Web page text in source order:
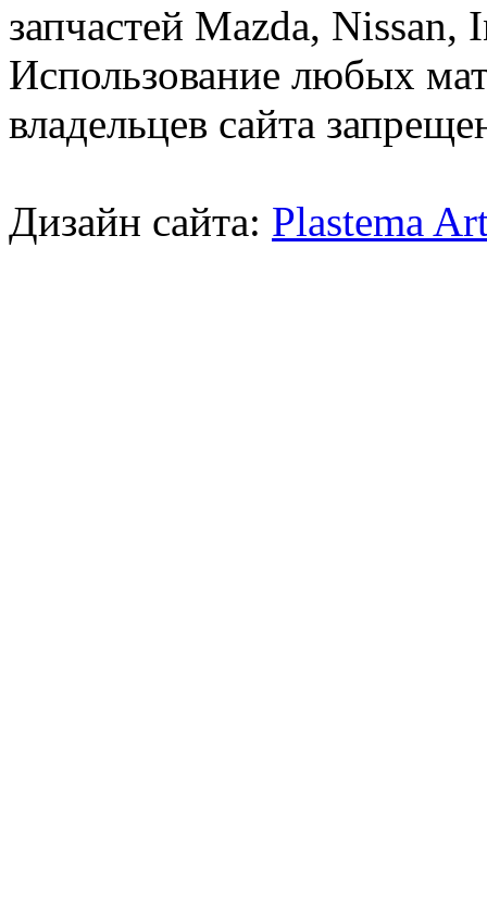
запчастей Mazda,
Использование любых
владельцев сайта
Дизайн сайта: Plastema